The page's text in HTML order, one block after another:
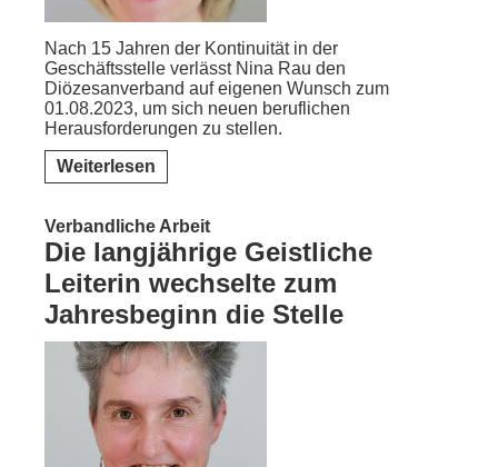
Nach 15 Jahren der Kontinuität in der
Geschäftsstelle verlässt Nina Rau den
Diözesanverband auf eigenen Wunsch zum
01.08.2023, um sich neuen beruflichen
Herausforderungen zu stellen.
Weiterlesen
Verbandliche Arbeit
Die langjährige Geistliche
Leiterin wechselte zum
Jahresbeginn die Stelle